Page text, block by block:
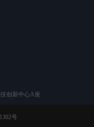
创新中心A座
号